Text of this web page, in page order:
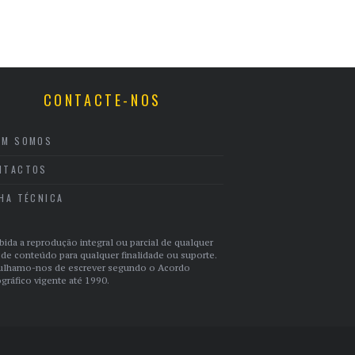
CONTACTE-NOS
SOMOS
TÉCNICA
a reprodução integral ou parcial de qualquer
conteúdo para qualquer finalidade ou suporte.
nos de escrever segundo o Acordo
vigente até 1990.